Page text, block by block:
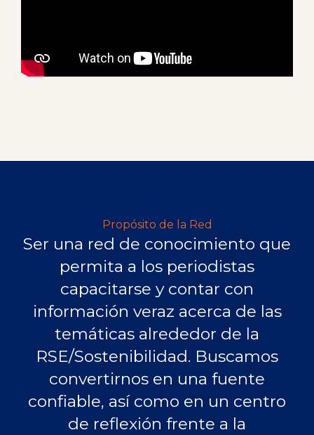
Propósito de la Red
Ser una red de conocimiento que
permita a los periodistas
capacitarse y contar con
información veraz acerca de las
temáticas alrededor de la
RSE/Sostenibilidad. Buscamos
convertirnos en una fuente
confiable, así como en un centro
de reflexión frente a la